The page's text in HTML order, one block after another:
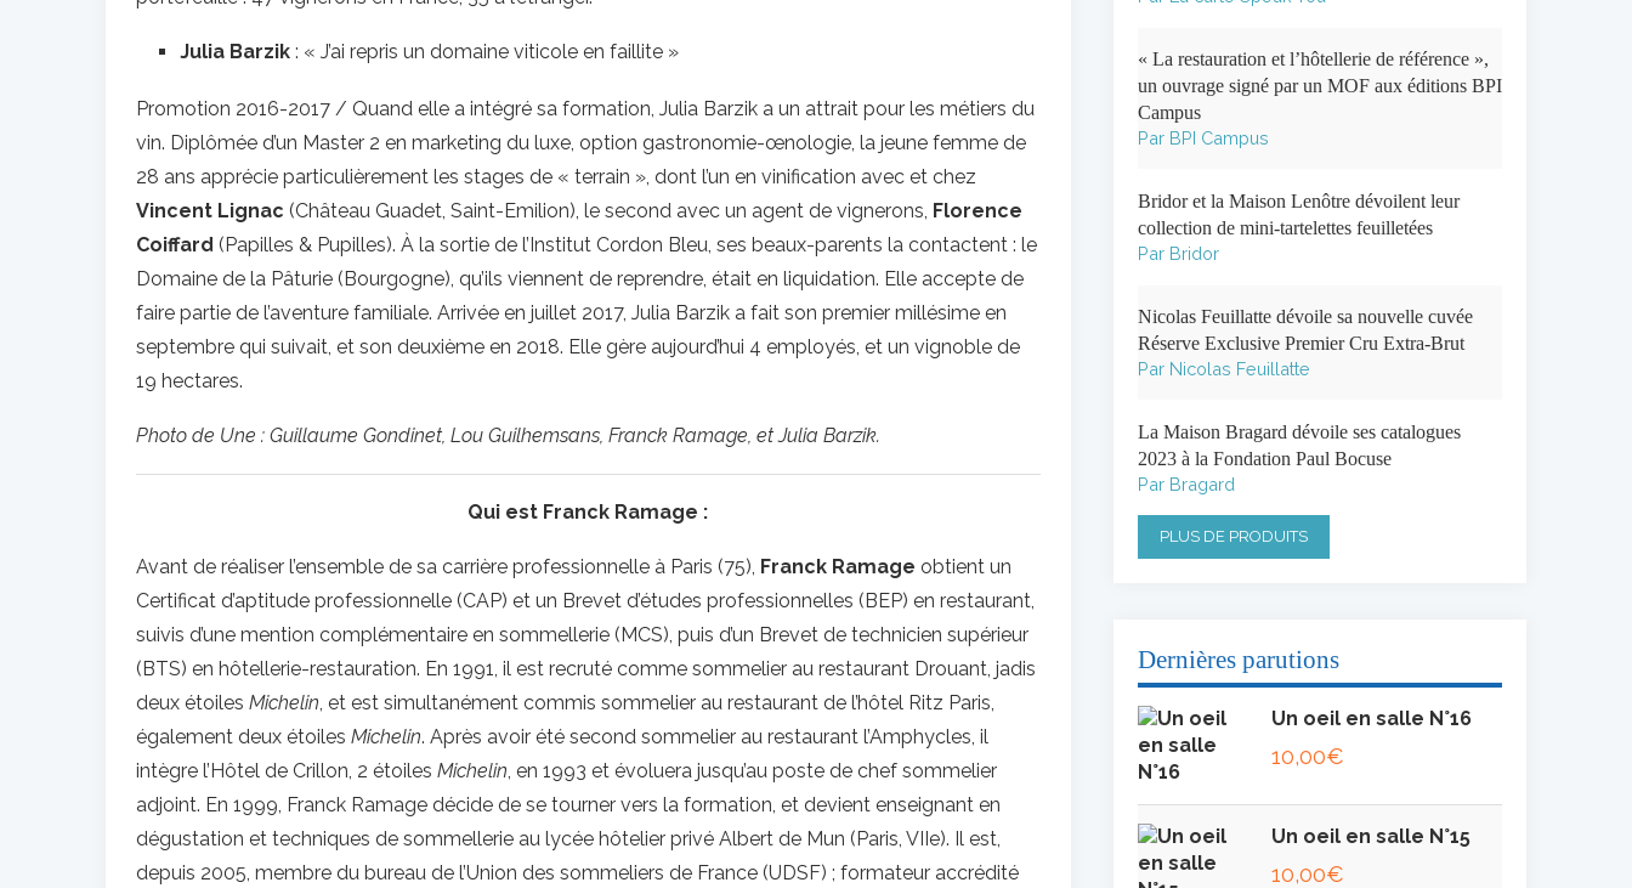
Julia Barzik : « J’ai repris un domaine viticole en faillite »
Promotion 2016-2017 / Quand elle a intégré sa formation, Julia Barzik a un attrait pour les métiers du
vin. Diplômée d’un Master 2 en marketing du luxe, option gastronomie-œnologie, la jeune femme de
28 ans apprécie particulièrement les stages de « terrain », dont l’un en vinification avec et chez
Vincent Lignac (Château Guadet, Saint-Emilion), le second avec un agent de vignerons, Florence
Coiffard (Papilles & Pupilles). À la sortie de l’Institut Cordon Bleu, ses beaux-parents la contactent : le
Domaine de la Pâturie (Bourgogne), qu’ils viennent de reprendre, était en liquidation. Elle accepte de
faire partie de l’aventure familiale. Arrivée en juillet 2017, Julia Barzik a fait son premier millésime en
septembre qui suivait, et son deuxième en 2018. Elle gère aujourd’hui 4 employés, et un vignoble de
19 hectares.
Photo de Une : Guillaume Gondinet, Lou Guilhemsans, Franck Ramage, et Julia Barzik.
Qui est Franck Ramage :
Avant de réaliser l’ensemble de sa carrière professionnelle à Paris (75), Franck Ramage obtient un
Certificat d’aptitude professionnelle (CAP) et un Brevet d’études professionnelles (BEP) en restaurant,
suivis d’une mention complémentaire en sommellerie (MCS), puis d’un Brevet de technicien supérieur
(BTS) en hôtellerie-restauration. En 1991, il est recruté comme sommelier au restaurant Drouant, jadis
deux étoiles Michelin, et est simultanément commis sommelier au restaurant de l’hôtel Ritz Paris,
également deux étoiles Michelin. Après avoir été second sommelier au restaurant l’Amphycles, il
intègre l’Hôtel de Crillon, 2 étoiles Michelin, en 1993 et évoluera jusqu’au poste de chef sommelier
adjoint. En 1999, Franck Ramage décide de se tourner vers la formation, et devient enseignant en
dégustation et techniques de sommellerie au lycée hôtelier privé Albert de Mun (Paris, VIIe). Il est,
depuis 2005, membre du bureau de l’Union des sommeliers de France (UDSF) ; formateur accrédité
« La restauration et l’hôtellerie de référence »,
un ouvrage signé par un MOF aux éditions BPI
Campus
Par BPI Campus
Bridor et la Maison Lenôtre dévoilent leur
collection de mini-tartelettes feuilletées
Par Bridor
Nicolas Feuillatte dévoile sa nouvelle cuvée
Réserve Exclusive Premier Cru Extra-Brut
Par Nicolas Feuillatte
La Maison Bragard dévoile ses catalogues
2023 à la Fondation Paul Bocuse
Par Bragard
PLUS DE PRODUITS
Dernières parutions
Un oeil en salle N°16
10,00€
Un oeil en salle N°15
10,00€